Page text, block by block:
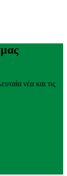
νέα και τις